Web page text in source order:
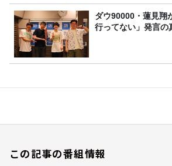
ダウ90000・蓮見翔
行ってない」発言の
この記事の番組情報